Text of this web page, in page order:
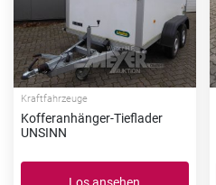
Kraftfahrzeuge
Kofferanhänger-Tieflader
UNSINN
Los ansehen